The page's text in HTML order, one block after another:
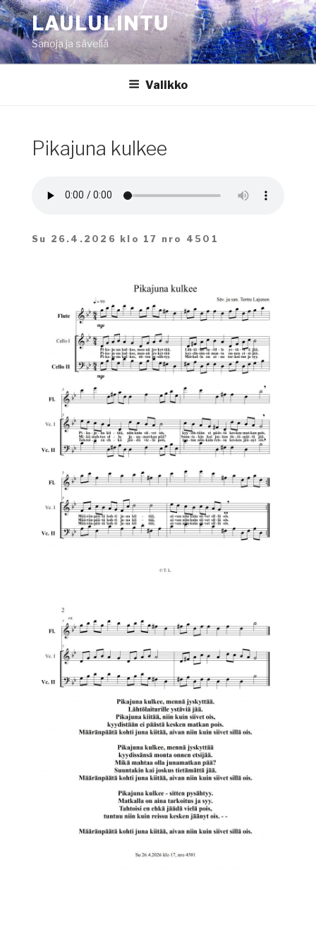
Siirry
sisältöönLAULULINTU
Sanoja ja säveliä
Valikko
Pikajuna kulkee
Su 26.4.2026 klo 17 nro 4501